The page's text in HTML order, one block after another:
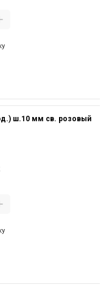
ш.10 мм св. розовый